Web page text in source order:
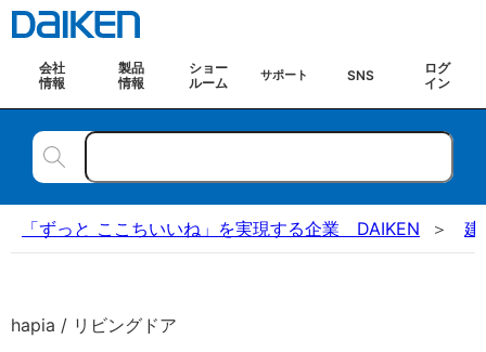
会社
情報
製品
情報
ショー
ルーム
サポート SNS
ログ
イン
「ずっと ここちいいね」を実現する企業 DAIKEN 建
hapia / リビングドア